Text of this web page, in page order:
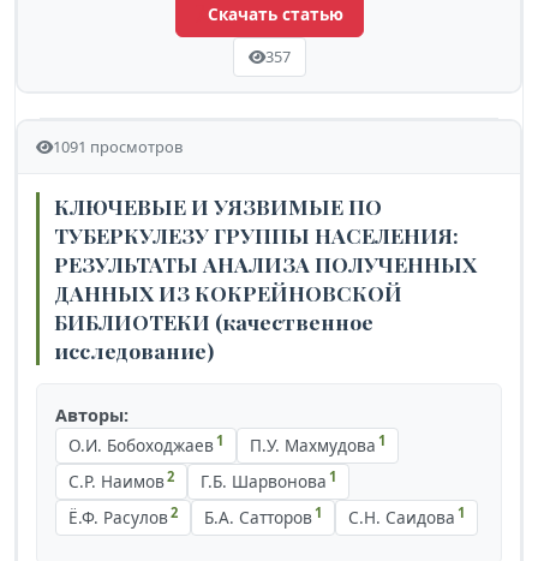
Скачать статью
357
1091 просмотров
КЛЮЧЕВЫЕ И УЯЗВИМЫЕ ПО
ТУБЕРКУЛЕЗУ ГРУППЫ НАСЕЛЕНИЯ:
РЕЗУЛЬТАТЫ АНАЛИЗА ПОЛУЧЕННЫХ
ДАННЫХ ИЗ КОКРЕЙНОВСКОЙ
БИБЛИОТЕКИ (качественное
исследование)
Авторы:
О.И. Бобоходжаев1 П.У. Махмудова 1
С.Р. Наимов2 Г.Б. Шарвонова 1
Ё.Ф. Расулов2 Б.А. Сатторов1 С.Н. Саидова 1